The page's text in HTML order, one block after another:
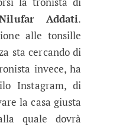
Addati.
alle tonsille
sta cercando di
invece, ha
Instagram, di
la casa giusta
quale dovrà